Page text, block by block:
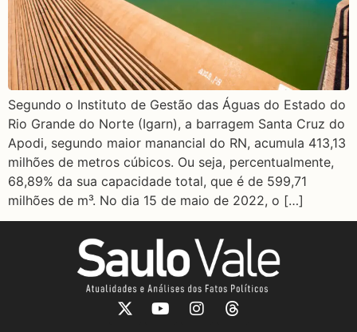
Segundo o Instituto de Gestão das Águas do Estado do
Rio Grande do Norte (Igarn), a barragem Santa Cruz do
Apodi, segundo maior manancial do RN, acumula 413,13
milhões de metros cúbicos. Ou seja, percentualmente,
68,89% da sua capacidade total, que é de 599,71
milhões de m³. No dia 15 de maio de 2022, o […]